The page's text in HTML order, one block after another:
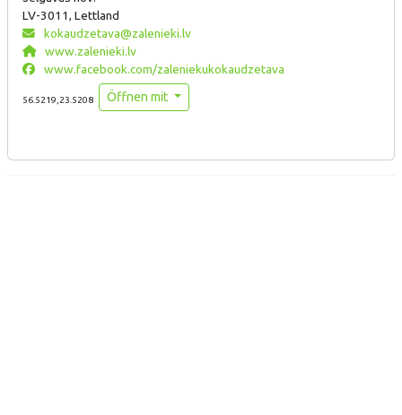
LV-3011, Lettland
kokaudzetava@zalenieki.lv
www.zalenieki.lv
www.facebook.com/zaleniekukokaudzetava
56.5219,23.5208 Öffnen mit